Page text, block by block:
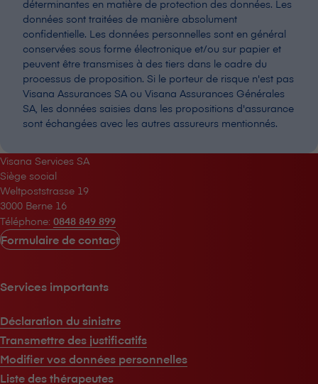
déterminantes en matière de protection des données. Les
données sont traitées de manière absolument
confidentielle. Les données personnelles sont en général
conservées sous forme électronique et/ou sur papier et
peuvent être transmises à des tiers dans le cadre du
processus de proposition. Si le porteur de risque n'est pas
V⁠i⁠s⁠a⁠n⁠a Assurances SA ou V⁠i⁠s⁠a⁠n⁠a Assurances Générales
SA, les données saisies dans les propositions d'assurance
sont échangées avec les autres assureurs mentionnés.
V⁠i⁠s⁠a⁠n⁠a Services SA
Siège social
Weltpoststrasse 19
3000 Berne 16
Téléphone: 0848 849 899
Formulaire de contact
Services importants
Déclaration du sinistre
Transmettre des justificatifs
Modifier vos données personnelles
Liste des thérapeutes